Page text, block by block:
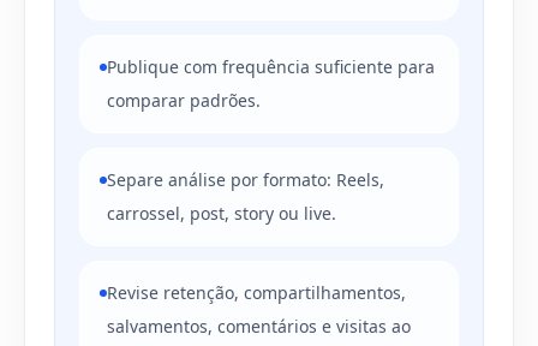
Publique com frequência suficiente para
comparar padrões.
Separe análise por formato: Reels,
carrossel, post, story ou live.
Revise retenção, compartilhamentos,
salvamentos, comentários e visitas ao